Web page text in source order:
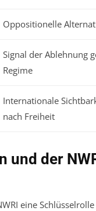
Oppositionelle
Signal der Ablehnung
Regime
Internationale
nach Freiheit
und der
eine